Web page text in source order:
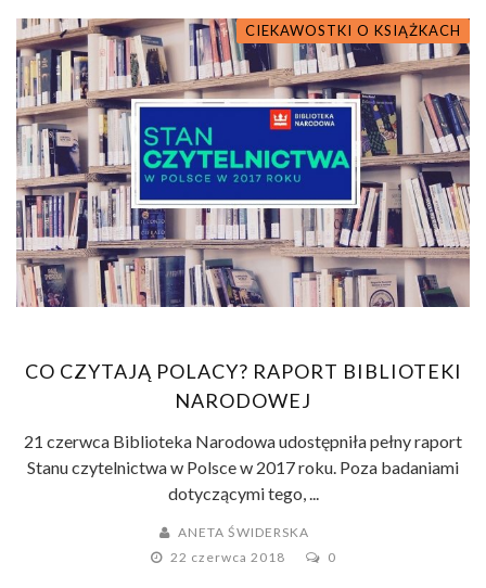
CIEKAWOSTKI O KSIĄŻKACH
CO CZYTAJĄ POLACY? RAPORT BIBLIOTEKI
NARODOWEJ
21 czerwca Biblioteka Narodowa udostępniła pełny raport
Stanu czytelnictwa w Polsce w 2017 roku. Poza badaniami
dotyczącymi tego, ...
ANETA ŚWIDERSKA
22 czerwca 2018
0